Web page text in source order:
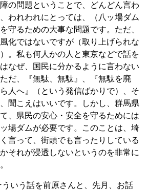
の問題ということで、どんどん言わ
われわれにとっては、（八ッ場ダム
守るための大事な問題です。ただ、
化ではないですが（取り上げられな
。私も何人かの人と東京などで話を
なぜ、国民に分かるように言わない
だ、『無駄、無駄』、『無駄を廃
人へ』（という発信ばかりで）、そ
聞こえはいいです。しかし、群馬県
、県民の安心・安全を守るためには
場ダムが必要です。このことは、埼
言って、街頭でも言ったりしている
それが浸透しないというのを非常に
いう話を前原さんと、先月、お話